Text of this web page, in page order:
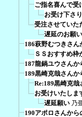
ご指名喜んで受
お受け下さ
受注させていた
遅延のお願い
186萩野むつきさ
ＳＳおすすめ枠
187龍鍋ユウさん
189黒崎克哉さん
Re:189黒崎克
お受けいたしま
遅延願い 乃
190アポロさんか